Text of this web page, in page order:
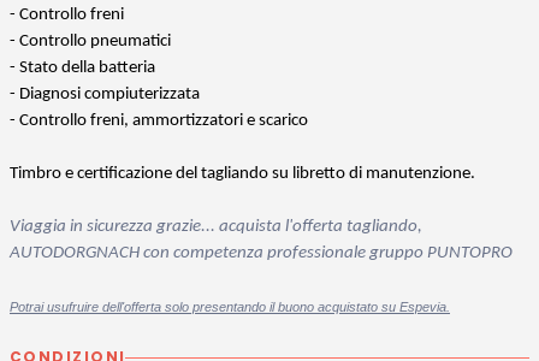
- Controllo freni
- Controllo pneumatici
- Stato della batteria
- Diagnosi compiuterizzata
- Controllo freni, ammortizzatori e scarico
Timbro e certificazione del tagliando su libretto di manutenzione.
Viaggia in sicurezza grazie... acquista l'offerta tagliando,
AUTODORGNACH con competenza professionale gruppo PUNTOPRO
Potrai usufruire dell'offerta solo presentando il buono acquistato su Espevia.
CONDIZIONI